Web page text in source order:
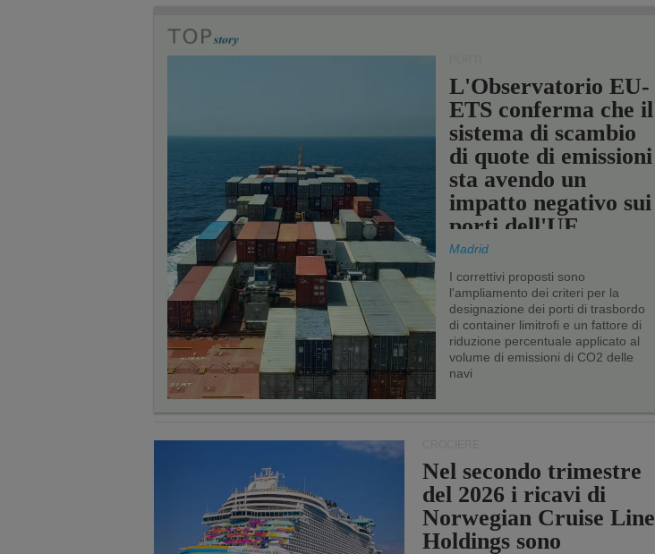
L'Observatorio EU-
ETS conferma che il
sistema di scambio
di quote di emissioni
sta avendo un
impatto negativo sui
porti dell'UE
Madrid
I correttivi proposti sono
l'ampliamento dei criteri per la
designazione dei porti di trasbordo
di container limitrofi e un fattore di
riduzione percentuale applicato al
volume di emissioni di CO2 delle
navi
Nel secondo trimestre
del 2026 i ricavi di
Norwegian Cruise Line
Holdings sono